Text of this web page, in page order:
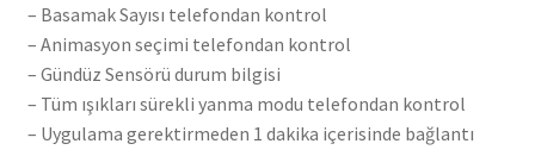
– Basamak Sayısı telefondan kontrol
– Animasyon seçimi telefondan kontrol
– Gündüz Sensörü durum bilgisi
– Tüm ışıkları sürekli yanma modu telefondan kontrol
– Uygulama gerektirmeden 1 dakika içerisinde bağlantı